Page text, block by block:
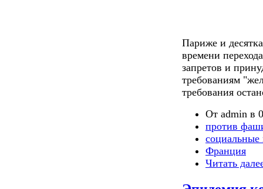
Париже и
времени
запретов и
требованиям
требования
От admin в
против
социальные
Франция
Читать